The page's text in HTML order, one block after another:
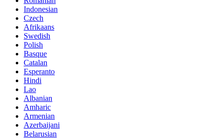
Indonesian
Czech
Afrikaans
Swedish
Polish
Basque
Catalan
Esperanto
Hindi
Lao
Albanian
Amharic
Armenian
Azerbaijani
Belarusian